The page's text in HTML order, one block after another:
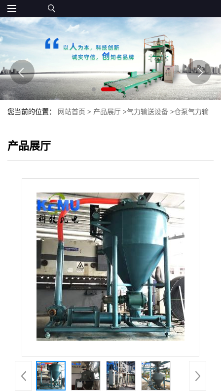
您当前的位置： 网站首页 > 产品展厅 >气力输送设备 >仓泵气力输
产品展厅